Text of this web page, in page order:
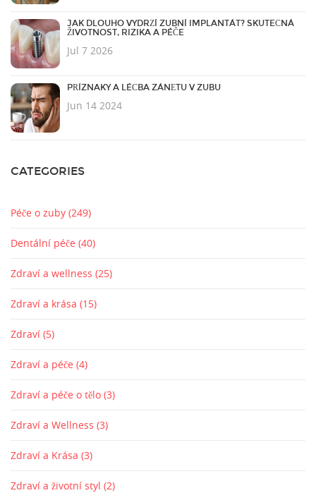
JAK DLOUHO VYDRŽÍ ZUBNÍ IMPLANTÁT? SKUTEČNÁ
ŽIVOTNOST, RIZIKA A PÉČE
Jul 7 2026
PŘÍZNAKY A LÉČBA ZÁNĚTU V ZUBU
Jun 14 2024
CATEGORIES
Péče o zuby (249)
Dentální péče (40)
Zdraví a wellness (25)
Zdraví a krása (15)
Zdraví (5)
Zdraví a péče (4)
Zdraví a péče o tělo (3)
Zdraví a Wellness (3)
Zdraví a Krása (3)
Zdraví a životní styl (2)